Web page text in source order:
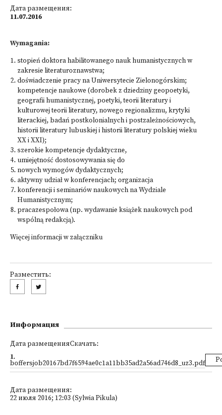
Дата размещения:
11.07.2016
Wymagania:
stopień doktora habilitowanego nauk humanistycznych w
zakresie literaturoznawstwa;
doświadczenie pracy na Uniwersytecie Zielonogórskim;
kompetencje naukowe (dorobek z dziedziny geopoetyki,
geografii humanistycznej, poetyki, teorii literatury i
kulturowej teorii literatury, nowego regionalizmu, krytyki
literackiej, badań postkolonialnych i postzależnościowych,
historii literatury lubuskiej i historii literatury polskiej wieku
XX i XXI);
szerokie kompetencje dydaktyczne,
umiejętność dostosowywania się do
nowych wymogów dydaktycznych;
aktywny udział w konferencjach; organizacja
konferencji i seminariów naukowych na Wydziale
Humanistycznym;
pracazespołowa (np. wydawanie książek naukowych pod
wspólną redakcją).
Więcej informacji w załączniku
Разместить:
Информация
Дата размещенияСкачать:
1.
boffersjob20167bd7f6594ae0c1a11bb35ad2a56ad746d8_uz3.pdf
Дата размещения:
22 июля 2016; 12:03 (Sylwia Pikula)